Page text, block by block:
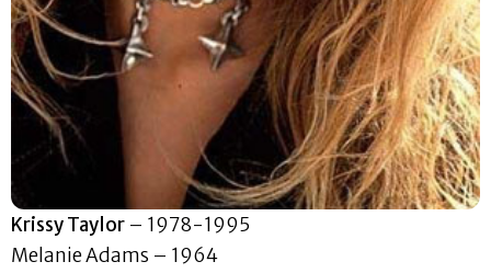
Krissy Taylor – 1978-1995
Melanie Adams – 1964